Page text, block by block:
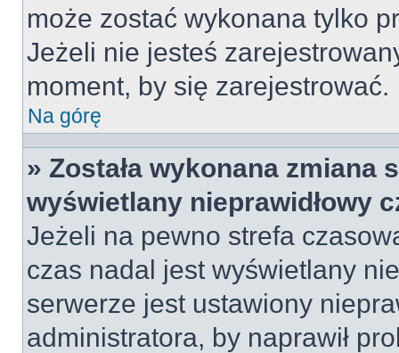
może zostać wykonana tylko
Jeżeli nie jesteś
moment, by się zarejestrować.
Na górę
» Została wykonana zmiana
wyświetlany nieprawidłowy
Jeżeli na pewno strefa
czas nadal jest wyświetlany
serwerze jest ustawiony
administratora, by naprawił